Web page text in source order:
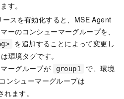
す。
ースを有効化すると、MSE Agent
ーのコンシューマーグループを、
を追加することによって変更し
は環境タグです。
ーグループが
group1
で、環境
ンシューマーグループは
れます。